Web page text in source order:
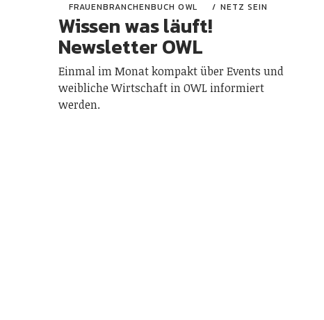
FRAUENBRANCHENBUCH OWL NETZ SEIN
Wissen was läuft!
Newsletter OWL
Einmal im Monat kompakt über Events und
weibliche Wirtschaft in OWL informiert
werden.